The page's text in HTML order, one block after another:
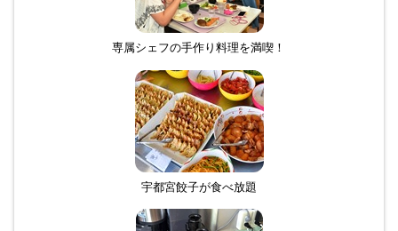
専属シェフの手作り料理を満喫！
宇都宮餃子が食べ放題